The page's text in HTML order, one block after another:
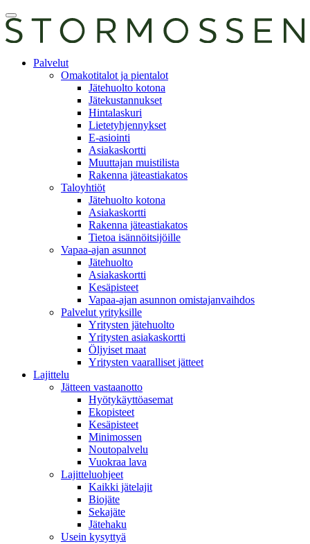
Skip
to
content
Avaa
päävalikko
asiointiPalvelut
Omakotitalot ja pientalot
Jätehuolto kotona
Jätekustannukset
Hintalaskuri
Lietetyhjennykset
E-asiointi
Asiakaskortti
Muuttajan muistilista
Rakenna jäteastiakatos
Taloyhtiöt
Jätehuolto kotona
Asiakaskortti
Rakenna jäteastiakatos
Tietoa isännöitsijöille
Vapaa-ajan asunnot
Jätehuolto
Asiakaskortti
Kesäpisteet
Vapaa-ajan asunnon omistajanvaihdos
Palvelut yrityksille
Yritysten jätehuolto
Yritysten asiakaskortti
Öljyiset maat
Yritysten vaaralliset jätteet
Lajittelu
Jätteen vastaanotto
Hyötykäyttöasemat
Ekopisteet
Kesäpisteet
Minimossen
Noutopalvelu
Vuokraa lava
Lajitteluohjeet
Kaikki jätelajit
Biojäte
Sekajäte
Jätehaku
Usein kysyttyä